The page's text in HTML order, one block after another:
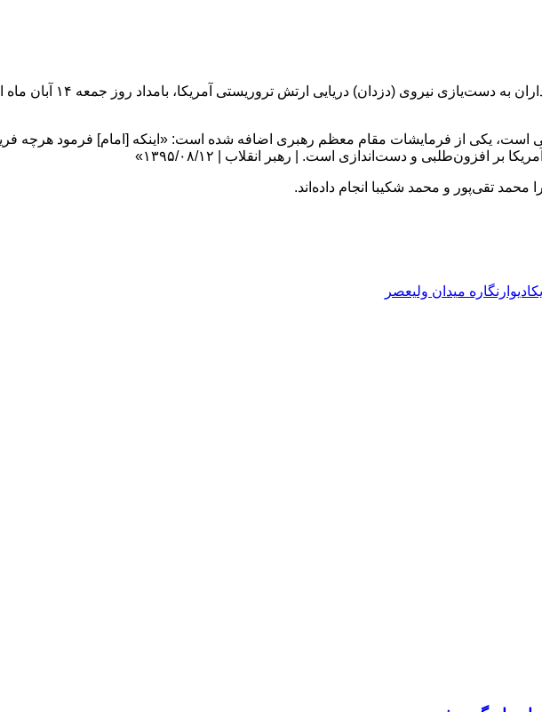
به گزارش خبرگزاری خبرشهر،
است، یکی از فرمایشات مقام معظم رهبری اضافه شده است: «اینکه [امام] فرمود هرچه
و دست‌اندازی است. | رهبر انقلاب | ۱۳۹۵/۰۸/۱۲»
محمد تقی‌پور و محمد شکیبا انجام داده‌اند.
دیوارنگاره میدان ولیعصر